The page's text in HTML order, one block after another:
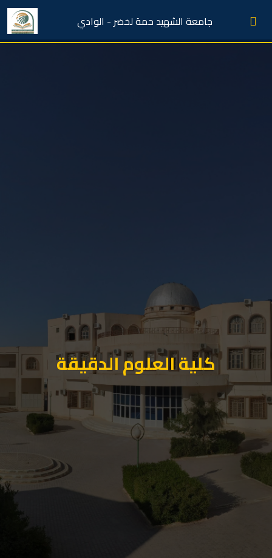
جامعة الشهيد حمة لخضر - الوادي
كلية العلوم الدقيقة